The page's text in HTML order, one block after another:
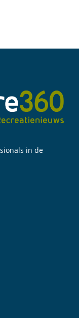
in de